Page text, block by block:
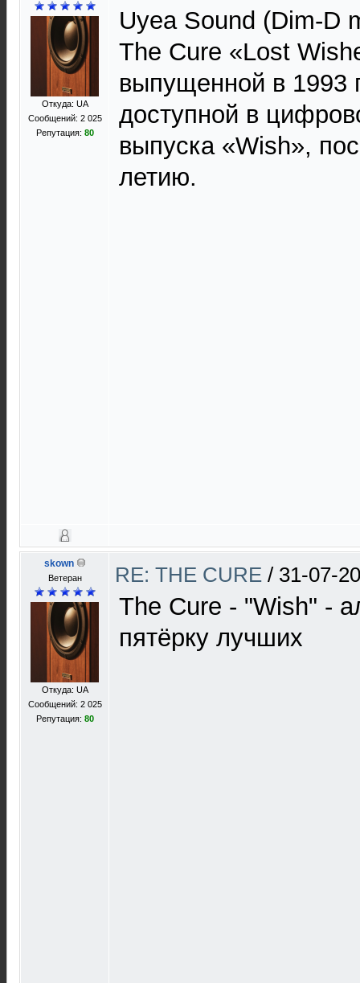
Откуда: UA
Сообщений: 2 025
Репутация: 80
Uyea Sound (Dim-D
The Cure «Lost
выпущенной в 1993
доступной в
выпуска «Wish»,
летию.
skown
Ветеран
Откуда: UA
Сообщений: 2 025
Репутация: 80
RE: THE CURE / 31-07-
The Cure - "Wish" -
пятёрку лучших